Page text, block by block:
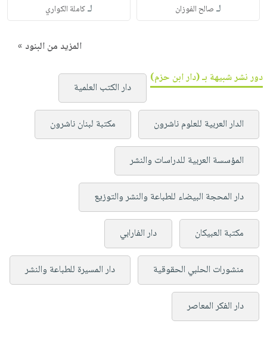
لـ صالح الفوزان لـكاملة الكواري
المزيد من البنود »
دور نشر شبيهة بـ (دار ابن حزم)
دار الكتب العلمية
الدار العربية للعلوم ناشرون مكتبة لبنان ناشرون
المؤسسة العربية للدراسات والنشر
دار المحجة البيضاء للطباعة والنشر والتوزيع
مكتبة العبيكان دار الفارابي
منشورات الحلبي الحقوقية دار المسيرة للطباعة والنشر
دار الفكر المعاصر